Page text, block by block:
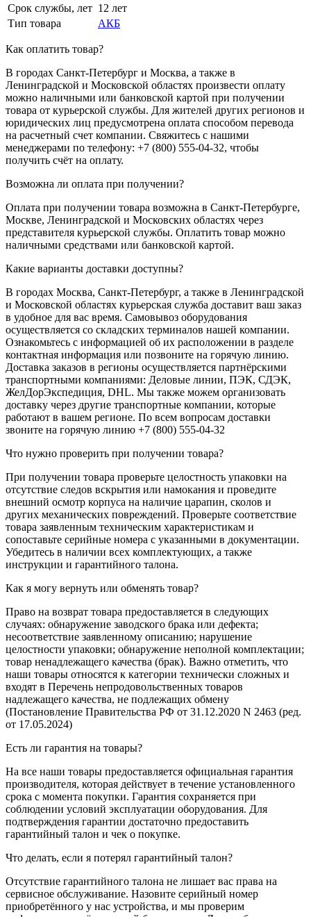
Срок службы, лет 12 лет
Тип товара
АКБ
Как оплатить товар?
В городах Санкт-Петербург и Москва, а также в
Ленинградской и Московской областях произвести оплату
можно наличными или банковской картой при получении
товара от курьерской службы. Для жителей других регионов и
юридических лиц предусмотрена оплата способом перевода
на расчетный счет компании. Свяжитесь с нашими
менеджерами по телефону: +7 (800) 555-04-32, чтобы
получить счёт на оплату.
Возможна ли оплата при получении?
Оплата при получении товара возможна в Санкт-Петербурге,
Москве, Ленинградской и Московских областях через
представителя курьерской службы. Оплатить товар можно
наличными средствами или банковской картой.
Какие варианты доставки доступны?
В городах Москва, Санкт-Петербург, а также в Ленинградской
и Московской областях курьерская служба доставит ваш заказ
в удобное для вас время. Самовывоз оборудования
осуществляется со складских терминалов нашей компании.
Ознакомьтесь с информацией об их расположении в разделе
контактная информация или позвоните на горячую линию.
Доставка заказов в регионы осуществляется партнёрскими
транспортными компаниями: Деловые линии, ПЭК, СДЭК,
ЖелДорЭкспедиция, DHL. Мы также можем организовать
доставку через другие транспортные компании, которые
работают в вашем регионе. По всем вопросам доставки
звоните на горячую линию +7 (800) 555-04-32
Что нужно проверить при получении товара?
При получении товара проверьте целостность упаковки на
отсутствие следов вскрытия или намокания и проведите
внешний осмотр корпуса на наличие царапин, сколов и
других механических повреждений. Проверьте соответствие
товара заявленным техническим характеристикам и
сопоставьте серийные номера с указанными в документации.
Убедитесь в наличии всех комплектующих, а также
инструкции и гарантийного талона.
Как я могу вернуть или обменять товар?
Право на возврат товара предоставляется в следующих
случаях: обнаружение заводского брака или дефекта;
несоответствие заявленному описанию; нарушение
целостности упаковки; обнаружение неполной комплектации;
товар ненадлежащего качества (брак). Важно отметить, что
наши товары относятся к категории технически сложных и
входят в Перечень непродовольственных товаров
надлежащего качества, не подлежащих обмену
(Постановление Правительства РФ от 31.12.2020 N 2463 (ред.
от 17.05.2024)
Есть ли гарантия на товары?
На все наши товары предоставляется официальная гарантия
производителя, которая действует в течение установленного
срока с момента покупки. Гарантия сохраняется при
соблюдении условий эксплуатации оборудования. Для
подтверждения гарантии достаточно предоставить
гарантийный талон и чек о покупке.
Что делать, если я потерял гарантийный талон?
Отсутствие гарантийного талона не лишает вас права на
сервисное обслуживание. Назовите серийный номер
приобретённого у нас устройства, и мы проверим